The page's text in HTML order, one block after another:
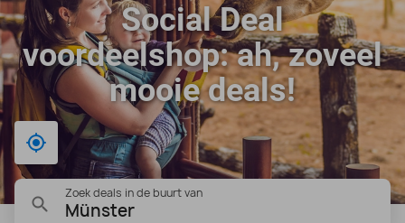
Ontdek 15.000+ deals
Social Deal
voordeelshop: ah, zoveel
mooie deals!
Bij mij in de buurt
Zoek deals in de buurt van
Münster